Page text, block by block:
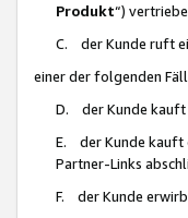
Produkt“)
C. der Kunde ruft
einer der folgenden
D. der Kunde kauft
E. der Kunde kauft
Partner-Links
F. der Kunde